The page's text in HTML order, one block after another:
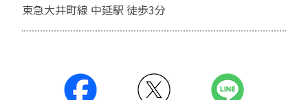
東急大井町線 中延駅 徒歩3分